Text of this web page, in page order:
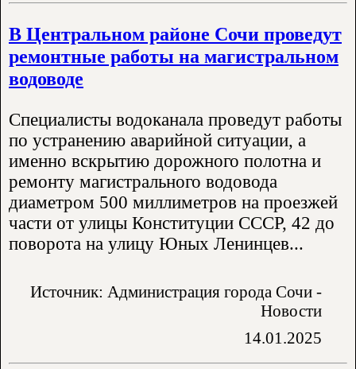
В Центральном районе Сочи проведут
ремонтные работы на магистральном
водоводе
Специалисты водоканала проведут работы
по устранению аварийной ситуации, а
именно вскрытию дорожного полотна и
ремонту магистрального водовода
диаметром 500 миллиметров на проезжей
части от улицы Конституции СССР, 42 до
поворота на улицу Юных Ленинцев...
Источник: Администрация города Сочи -
Новости
14.01.2025